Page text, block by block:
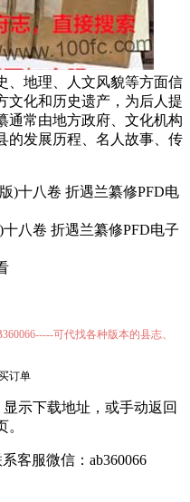
、地理、人文风貌等方面信
文化和历史遗产，为后人提
通常由地方政府、文化机构
的发展历程、名人故事、传
八卷 折遇兰纂修PFD电子
可代找各种版本的县志、
订单
示下载地址，或手动返回
。
客服微信：ab360066